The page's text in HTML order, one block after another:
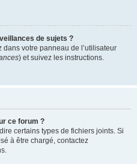
de sujets ?
votre panneau de l’utilisateur
) et suivez les instructions.
ce forum ?
certains types de fichiers joints. Si
à être chargé, contactez